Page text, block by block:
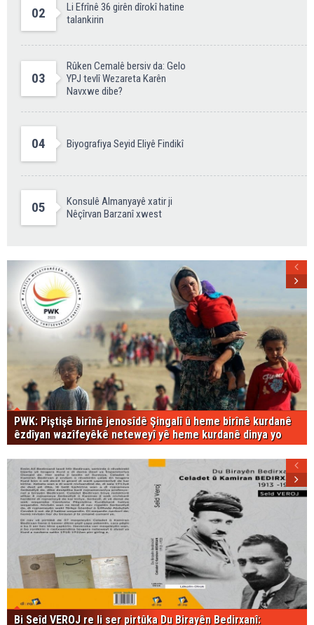
02
Li Efrînê 36 girên dîrokî hatine
talankirin
03
Rûken Cemalê bersiv da: Gelo
YPJ tevlî Wezareta Karên
Navxwe dibe?
04 Biyografiya Seyid Eliyê Findikî
05
Konsulê Almanyayê xatir ji
Nêçîrvan Barzanî xwest
PWK: Piştişê birînê jenosîdê Şingalî û heme birînê kurdanê
êzdîyan wazîfeyêkê neteweyî yê heme kurdanê dinya yo
Bi Seîd VEROJ re li ser pirtûka Du Birayên Bedirxanî: